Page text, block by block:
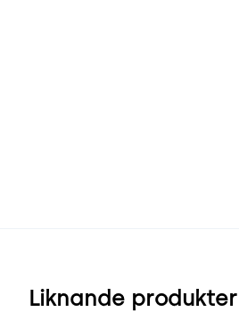
Liknande produkter